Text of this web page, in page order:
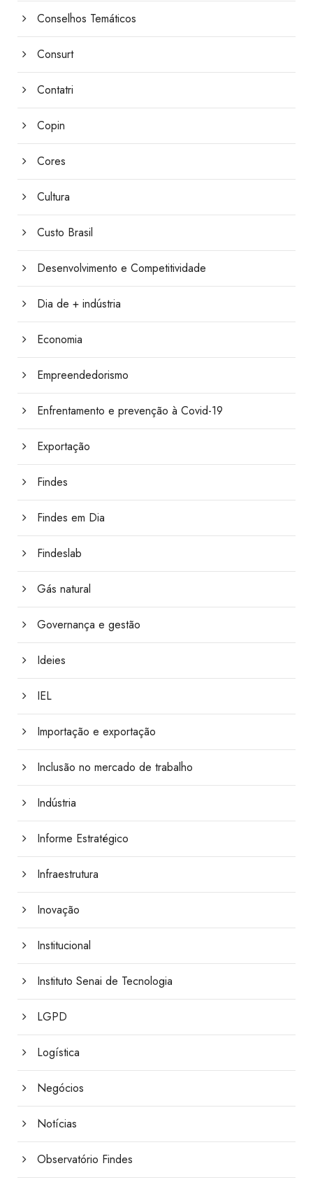
Conselhos Temáticos
Consurt
Contatri
Copin
Cores
Cultura
Custo Brasil
Desenvolvimento e Competitividade
Dia de + indústria
Economia
Empreendedorismo
Enfrentamento e prevenção à Covid-19
Exportação
Findes
Findes em Dia
Findeslab
Gás natural
Governança e gestão
Ideies
IEL
Importação e exportação
Inclusão no mercado de trabalho
Indústria
Informe Estratégico
Infraestrutura
Inovação
Institucional
Instituto Senai de Tecnologia
LGPD
Logística
Negócios
Notícias
Observatório Findes